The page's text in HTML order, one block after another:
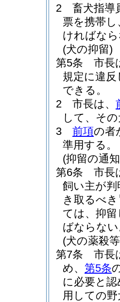
2
畜犬指導
票を携帯
ければな
(犬の抑留)
第5条
市長
規定に違
できる。
2
市長は、
して、そ
3
前項の者
準用する。
(抑留の通
第6条
市長
飼い主が
き取るべ
ては、抑
ばならな
(犬の薬殺
第7条
市長
め、 第5条
に必要と
用しての